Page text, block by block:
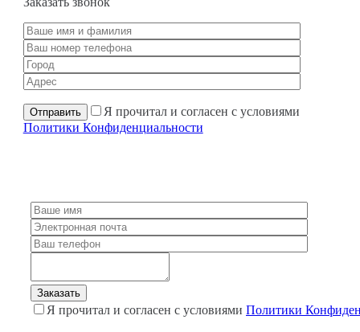
Я прочитал и согласен с условиями
Политики Конфиденциальности
Я прочитал и согласен с условиями Политики